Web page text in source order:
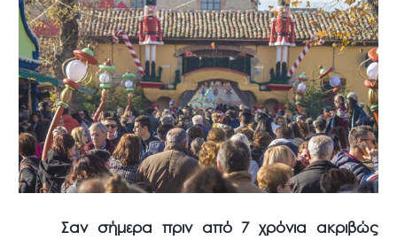
Σαν σήμερα πριν από 7 χρόνια ακριβώς